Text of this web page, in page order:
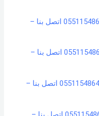
شركة تنظيف منازل بحفر الباطن – 0551154864 اتصل بنا –
شركة تنظيف سجاد بحفر الباطن – 0551154864 اتصل بنا –
شركة تنظيف خزانات بحفر الباطن – 0551154864 اتصل بنا –